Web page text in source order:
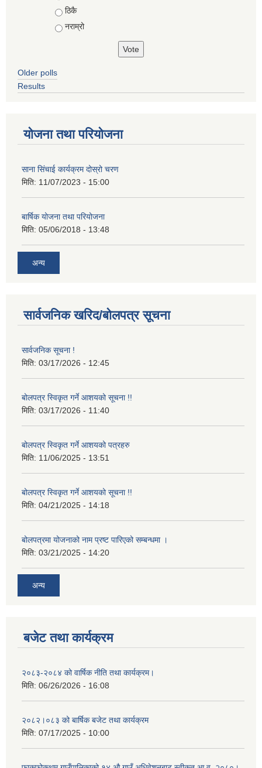
ठिकै
नराम्रो
Older polls
Results
योजना तथा परियोजना
साना सिंचाई कार्यक्रम दोस्रो चरण
मिति: 11/07/2023 - 15:00
बार्षिक योजना तथा परियोजना
मिति: 05/06/2018 - 13:48
अन्य
सार्वजनिक खरिद/बोलपत्र सूचना
सार्वजनिक सूचना !
मिति: 03/17/2026 - 12:45
बोलपत्र स्विकृत गर्ने आशयको सूचना !!
मिति: 03/17/2026 - 11:40
बोलपत्र स्विकृत गर्ने आशयको पत्रहरु
मिति: 11/06/2025 - 13:51
बोलपत्र स्विकृत गर्ने आशयको सूचना !!
मिति: 04/21/2025 - 14:18
बोलपत्रमा योजनाको नाम प्रष्ट पारिएको सम्बन्धमा ।
मिति: 03/21/2025 - 14:20
अन्य
बजेट तथा कार्यक्रम
२०८३-२०८४ को वार्षिक नीति तथा कार्यक्रम।
मिति: 06/26/2026 - 16:08
२०८२।०८३ को बार्षिक बजेट तथा कार्यक्रम
मिति: 07/17/2025 - 10:00